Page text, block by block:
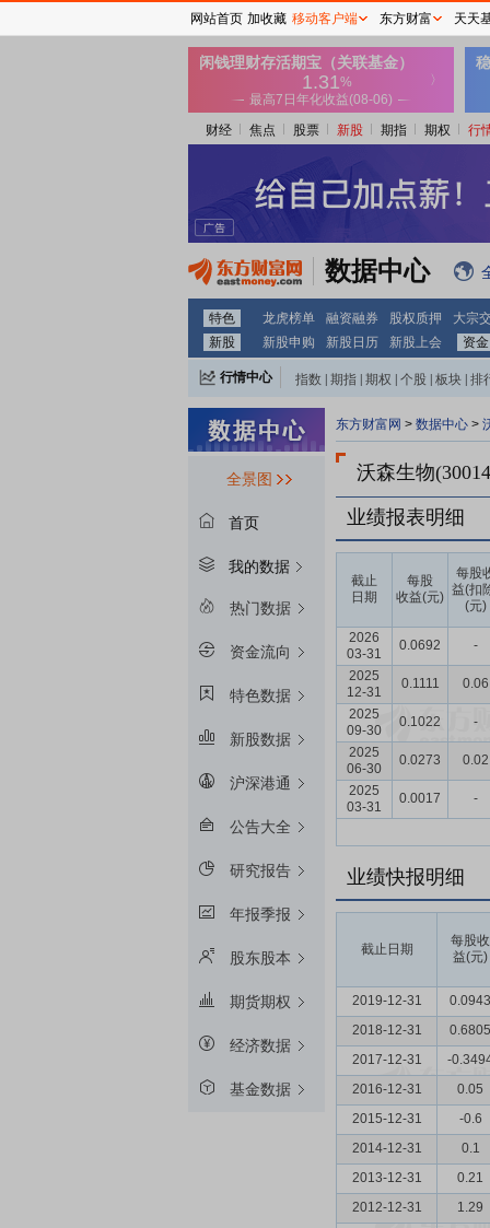
财经 焦点 股票 新股 期指 期权 行
数据中心
特色 龙虎榜单 融资融券 股权质押 大宗
新股
新股申购 新股日历 新股上会 资金
行情中心 指数 期指 期权 个股 板块 排
全景图
首页
我的数据
热门数据
资金流向
特色数据
新股数据
沪深港通
公告大全
研究报告
年报季报
股东股本
期货期权
经济数据
基金数据
东方财富网 > 数据中心 >
沃森生物
业绩报表明细
截止
日期
每股
收益(元)
每股
益(扣
(元)
2026
03-31
0.0692 -
2025
12-31
0.1111 0.06
2025
09-30
0.1022 -
2025
06-30
0.0273 0.02
2025
03-31
0.0017 -
业绩快报明细
截止日期
每股收
益(元)
2019-12-31
0.0943
2018-12-31
0.6805
2017-12-31
-
2016-12-31
0.05
2015-12-31
-0.6
2014-12-31
0.1
2013-12-31
0.21
2012-12-31
1.29
网站首页 加收藏 移动客户端 东方财富 天天